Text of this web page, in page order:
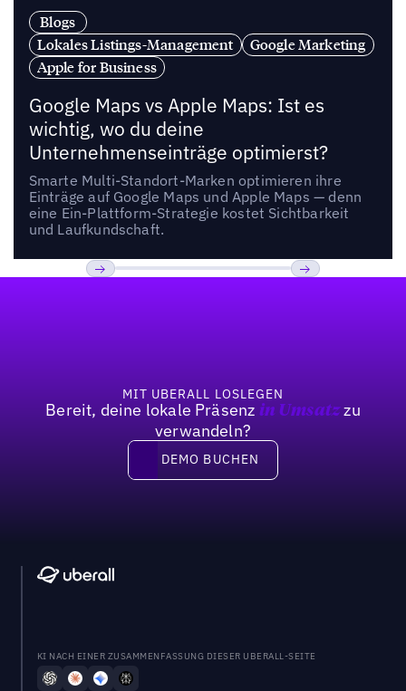
Blogs
Lokales Listings-Management
Google Marketing
Apple for Business
Google Maps vs Apple Maps: Ist es
wichtig, wo du deine
Unternehmenseinträge optimierst?
Smarte Multi-Standort-Marken optimieren ihre
Einträge auf Google Maps und Apple Maps — denn
eine Ein-Plattform-Strategie kostet Sichtbarkeit
und Laufkundschaft.
MIT UBERALL LOSLEGEN
Bereit, deine lokale Präsenz in Umsatzzu
verwandeln?
DEMO BUCHEN
DEMO BUCHEN
KI NACH EINER ZUSAMMENFASSUNG DIESER UBERALL-SEITE